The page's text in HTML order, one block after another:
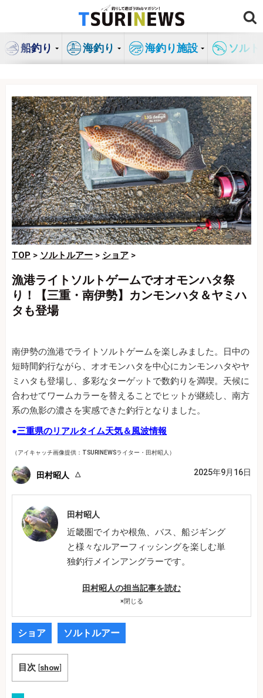
ン
船釣り 海釣り 海釣り施設 ソル
TOP > ソルトルアー > ショア >
漁港ライトソルトゲームでオオモンハタ祭
り！【三重・南伊勢】カンモンハタ＆ヤミハ
タも登場
南伊勢の漁港でライトソルトゲームを楽しみました。日中の
短時間釣行ながら、オオモンハタを中心にカンモンハタやヤ
ミハタも登場し、多彩なターゲットで数釣りを満喫。天候に
合わせてワームカラーを替えることでヒットが継続し、南方
系の魚影の濃さを実感できた釣行となりました。
●三重県のリアルタイム天気＆風波情報
（アイキャッチ画像提供：TSURINEWSライター・田村昭人）
田村昭人 2025年9月16日
田村昭人
近畿圏でイカや根魚、バス、船ジギング
と様々なルアーフィッシングを楽しむ単
独釣行メインアングラーです。
田村昭人の担当記事を読む
×閉じる
ショア ソルトルアー
目次 [show]